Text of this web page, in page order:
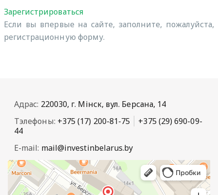
Зарегистрироваться
Если вы впервые на сайте, заполните, пожалуйста,
регистрационную форму.
Адрас: 220030, г. Мінск, вул. Берсана, 14
Тэлефоны: +375 (17) 200-81-75
+375 (29) 690-09-
44
E-mail: mail@investinbelarus.by